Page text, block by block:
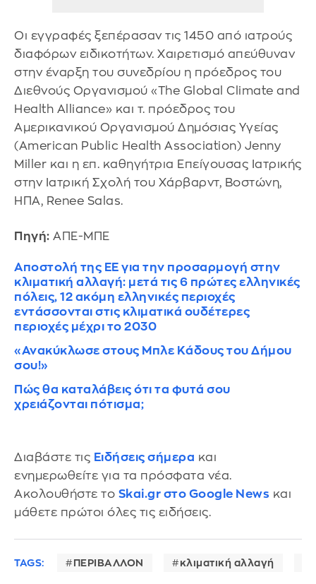
Οι εγγραφές ξεπέρασαν τις 1450 από ιατρούς
διαφόρων ειδικοτήτων. Χαιρετισμό απεύθυναν
στην έναρξη του συνεδρίου η πρόεδρος του
Διεθνούς Οργανισμού «The Global Climate and
Health Alliance» και τ. πρόεδρος του
Αμερικανικού Οργανισμού Δημόσιας Υγείας
(American Public Health Association) Jenny
Miller και η επ. καθηγήτρια Επείγουσας Ιατρικής
στην Ιατρική Σχολή του Χάρβαρντ, Βοστώνη,
ΗΠΑ, Renee Salas.
Πηγή: ΑΠΕ-ΜΠΕ
Αποστολή της ΕΕ για την προσαρμογή στην
κλιματική αλλαγή: μετά τις 6 πρώτες ελληνικές
πόλεις, 12 ακόμη ελληνικές περιοχές
εντάσσονται στις κλιματικά ουδέτερες
περιοχές μέχρι το 2030
«Ανακύκλωσε στους Μπλε Κάδους του Δήμου
σου!»
Πώς θα καταλάβεις ότι τα φυτά σου
χρειάζονται πότισμα;
Διαβάστε τις Ειδήσεις σήμερα και
ενημερωθείτε για τα πρόσφατα νέα.
Ακολουθήστε το Skai.gr στο Google News και
μάθετε πρώτοι όλες τις ειδήσεις.
TAGS: ΠΕΡΙΒΑΛΛΟΝ κλιματική αλλαγή